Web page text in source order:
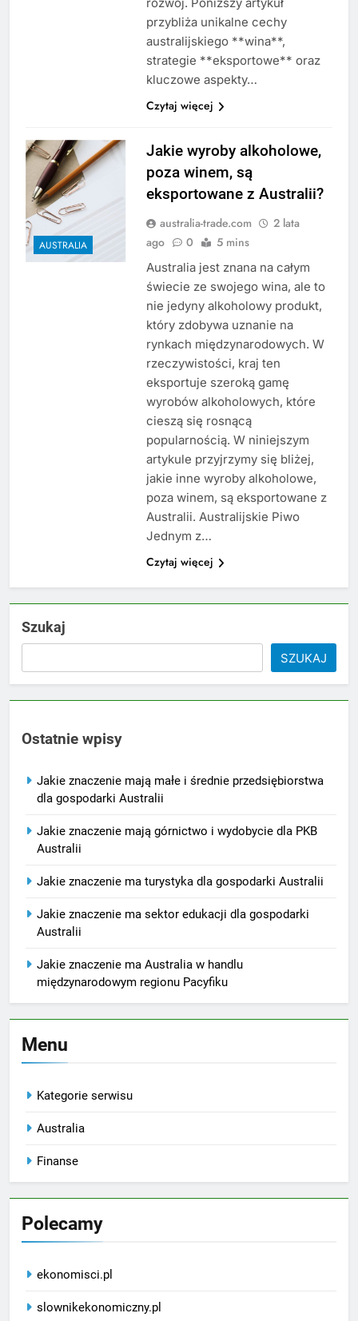
przybliża unikalne cechy
australijskiego **wina**,
strategie **eksportowe** oraz
kluczowe aspekty…
Czytaj więcej
AUSTRALIA
Jakie wyroby alkoholowe,
poza winem, są
eksportowane z Australii?
australia-trade.com
2 lata
ago
0 5 mins
Australia jest znana na całym
świecie ze swojego wina, ale to
nie jedyny alkoholowy produkt,
który zdobywa uznanie na
rynkach międzynarodowych. W
rzeczywistości, kraj ten
eksportuje szeroką gamę
wyrobów alkoholowych, które
cieszą się rosnącą
popularnością. W niniejszym
artykule przyjrzymy się bliżej,
jakie inne wyroby alkoholowe,
poza winem, są eksportowane z
Australii. Australijskie Piwo
Jednym z…
Czytaj więcej
Szukaj
SZUKAJ
Ostatnie wpisy
Jakie znaczenie mają małe i średnie przedsiębiorstwa
dla gospodarki Australii
Jakie znaczenie mają górnictwo i wydobycie dla PKB
Australii
Jakie znaczenie ma turystyka dla gospodarki Australii
Jakie znaczenie ma sektor edukacji dla gospodarki
Australii
Jakie znaczenie ma Australia w handlu
międzynarodowym regionu Pacyfiku
Menu
Kategorie serwisu
Australia
Finanse
Polecamy
ekonomisci.pl
slownikekonomiczny.pl